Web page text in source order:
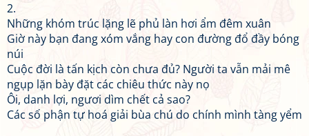
2.
Những khóm trúc lặng lẽ phủ làn hơi ẩm đêm xuân
Giờ này bạn đang xóm vắng hay con đường đổ đầy bóng
núi
Cuộc đời là tấn kịch còn chưa đủ? Người ta vẫn mải mê
ngụp lặn bày đặt các chiêu thức này nọ
Ôi, danh lợi, ngươi dìm chết cả sao?
Các số phận tự hoá giải bùa chú do chính mình tàng yểm